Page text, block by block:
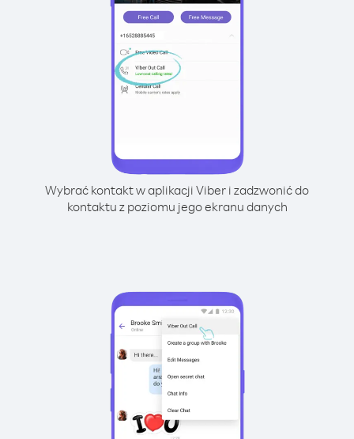
Wybrać kontakt w aplikacji Viber i zadzwonić do
kontaktu z poziomu jego ekranu danych